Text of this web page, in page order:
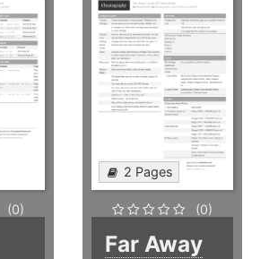
2 Pages
(0)
Far Away